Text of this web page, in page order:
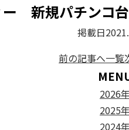
新規パチンコ
掲載日
前の記事へ一覧
2026年
2025年
2024年